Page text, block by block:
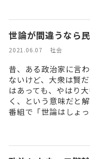
世論が間違うなら
2021.06.07 社会
昔、ある政治家に言
ないけど、大衆は賢
はあっても、やはり
く、という意味だと
番組で「世論はしょ